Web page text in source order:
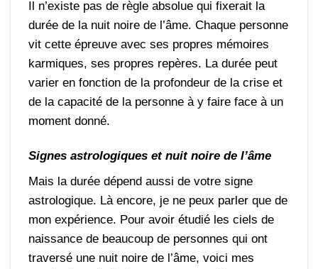
Il n’existe pas de règle absolue qui fixerait la
durée de la nuit noire de l’âme. Chaque personne
vit cette épreuve avec ses propres mémoires
karmiques, ses propres repères. La durée peut
varier en fonction de la profondeur de la crise et
de la capacité de la personne à y faire face à un
moment donné.
Signes astrologiques et nuit noire de l’âme
Mais la durée dépend aussi de votre signe
astrologique. Là encore, je ne peux parler que de
mon expérience. Pour avoir étudié les ciels de
naissance de beaucoup de personnes qui ont
traversé une nuit noire de l’âme, voici mes